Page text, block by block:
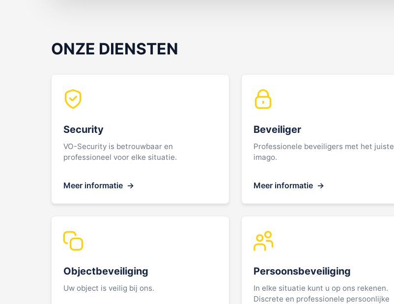
ONZE DIENSTEN
Security
VO-Security is betrouwbaar en
professioneel voor elke situatie.
Meer informatie
Beveiliger
Professionele beveiligers met het juiste
imago.
Meer informatie
Objectbeveiliging
Uw object is veilig bij ons.
Persoonsbeveiliging
In elke situatie kunt u op ons rekenen.
Discrete en professionele persoonlijke